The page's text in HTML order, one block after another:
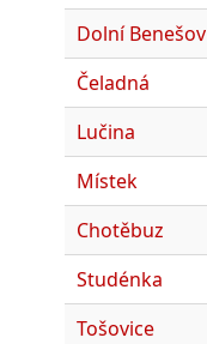
Dolní Benešov
Čeladná
Lučina
Místek
Chotěbuz
Studénka
Tošovice